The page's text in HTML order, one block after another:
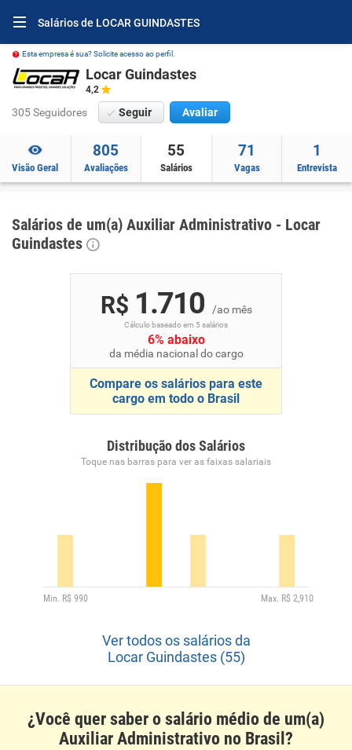
Salários de LOCAR GUINDASTES
Esta empresa é sua? Solicite acesso ao perfil.
Locar Guindastes
4,2
305 Seguidores Seguir Avaliar
Visão Geral
805
Avaliações
55
Salários
71
Vagas
1
Entrevista
Salários de um(a) Auxiliar Administrativo - Locar
Guindastes
R$ 1.710 /ao mês
Cálculo baseado em 5 salários
6% abaixo
da média nacional do cargo
Compare os salários para este
cargo em todo o Brasil
Distribução dos Salários
Toque nas barras para ver as faixas salariais
Ver todos os salários da
Locar Guindastes (55)
¿Você quer saber o salário médio de um(a)
Auxiliar Administrativo no Brasil?